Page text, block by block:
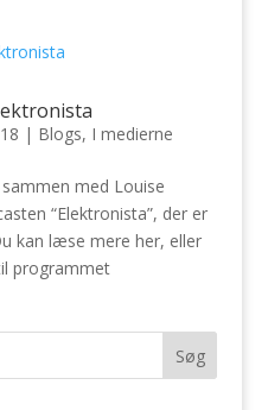
| Blogs, I medierne
sammen med Louise
“Elektronista”, der er
kan læse mere her, eller
programmet